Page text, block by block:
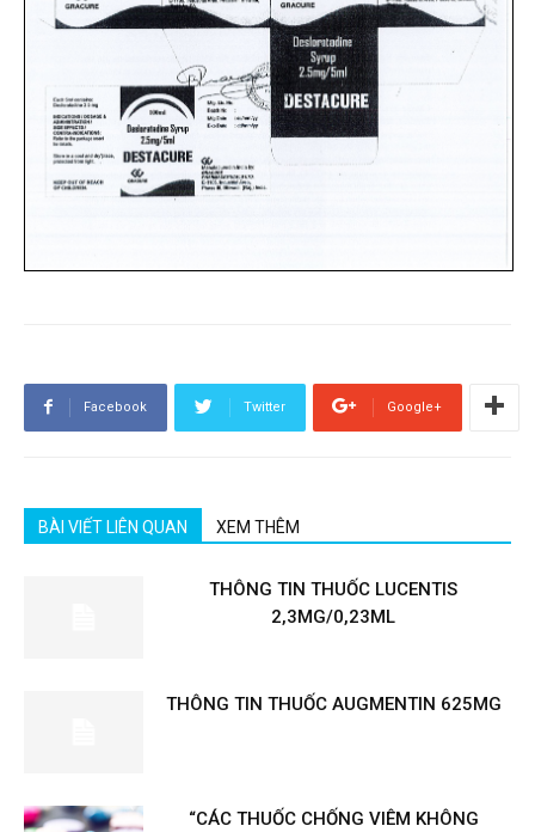
Facebook Twitter Google+
BÀI VIẾT LIÊN QUAN XEM THÊM
THÔNG TIN THUỐC LUCENTIS
2,3MG/0,23ML
THÔNG TIN THUỐC AUGMENTIN 625MG
“CÁC THUỐC CHỐNG VIÊM KHÔNG